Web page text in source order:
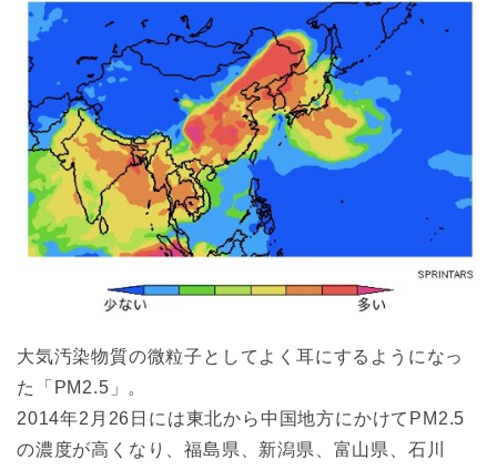
大気汚染物質の微粒子としてよく耳にするようになっ
た「PM2.5」。
2014年2月26日には東北から中国地方にかけてPM2.5
の濃度が高くなり、福島県、新潟県、富山県、石川